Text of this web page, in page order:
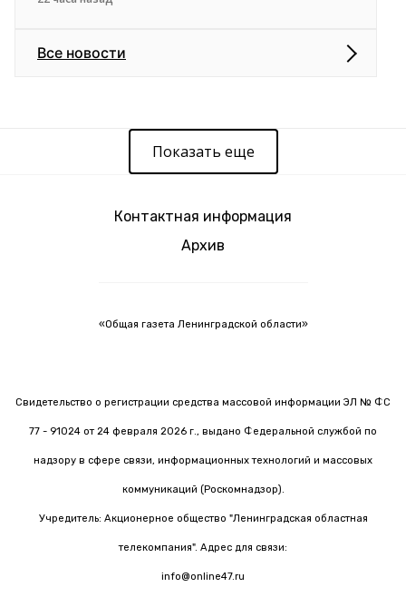
Все новости
Показать еще
Контактная информация
Архив
«Общая газета Ленинградской области»
Свидетельство о регистрации средства массовой информации ЭЛ № ФС
77 - 91024 от 24 февраля 2026 г., выдано Федеральной службой по
надзору в сфере связи, информационных технологий и массовых
коммуникаций (Роскомнадзор).
Учредитель: Акционерное общество "Ленинградская областная
телекомпания". Адрес для связи:
info@online47.ru